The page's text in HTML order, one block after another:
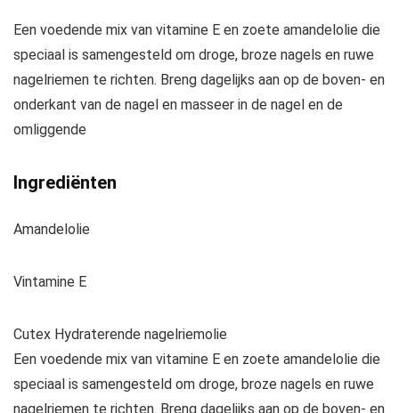
Een voedende mix van vitamine E en zoete amandelolie die
speciaal is samengesteld om droge, broze nagels en ruwe
nagelriemen te richten. Breng dagelijks aan op de boven- en
onderkant van de nagel en masseer in de nagel en de
omliggende
Ingrediënten
Amandelolie
Vintamine E
Cutex Hydraterende nagelriemolie
Een voedende mix van vitamine E en zoete amandelolie die
speciaal is samengesteld om droge, broze nagels en ruwe
nagelriemen te richten. Breng dagelijks aan op de boven- en